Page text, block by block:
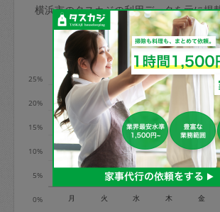
※例：依頼日時／土曜日午前9
合、水曜日午前9時以降はキャ
発生
水曜日9時〜金曜日9時まで＝
50%
金曜日9時～土曜日8時まで＝依
100%
土曜日8時〜実施時間＝依頼金
＋交通費全額
依頼者不在による当日キャンセ
あわせてこちらも参照ください
利用します。注意しなくては
はありますか？
横浜市のタスカジの利用データを元に掲
利用の多い曜日は？
0%
5%
10%
15%
20%
25%
月 火 水 木 金